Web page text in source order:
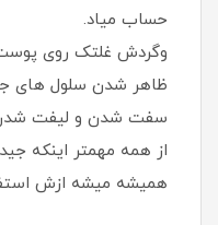
حساب میاد.
وگردش غلتک روی
ظاهر شدن سلول های
سفت شدن و لیفت
از همه مهمتر اینکه
همیشه میشه ازش